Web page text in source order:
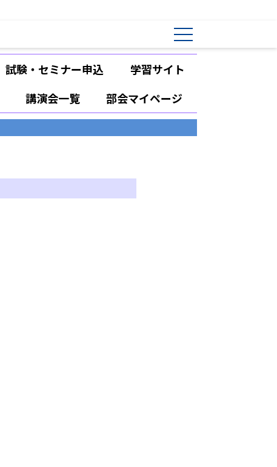
試験・セミナー申込
学習サイト
講演会一覧
部会マイページ